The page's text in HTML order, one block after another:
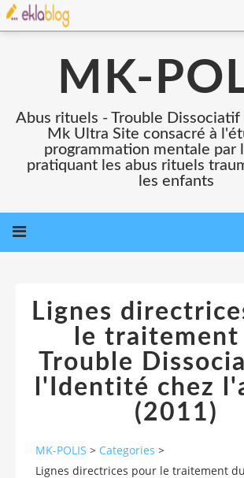
MK-
Abus rituels - Trouble
Mk Ultra Site consacré à
programmation mentale par
pratiquant les abus rituels
les enfants
Lignes
le traitement
Trouble
l'Identité chez
(2011)
MK-POLIS > Categories >
Lignes directrices pour le traitement